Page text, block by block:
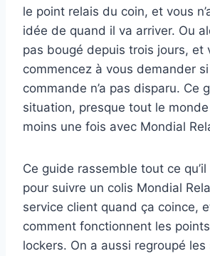
le point relais du coin, et vous
idée de quand il va arriver. Ou
pas bougé depuis trois jours, et
commencez à vous demander
commande n’a pas disparu. Ce
situation, presque tout le monde
moins une fois avec Mondial
Ce guide rassemble tout ce
pour suivre un colis Mondial
service client quand ça coince,
comment fonctionnent les
lockers. On a aussi regroupé les